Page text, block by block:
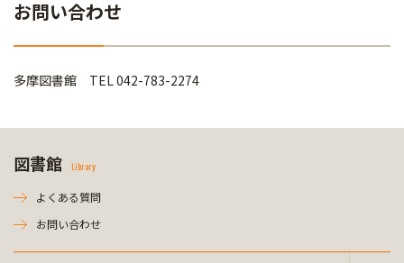
お問い合わせ
多摩図書館 TEL 042-783-2274
図書館 Library
よくある質問
お問い合わせ